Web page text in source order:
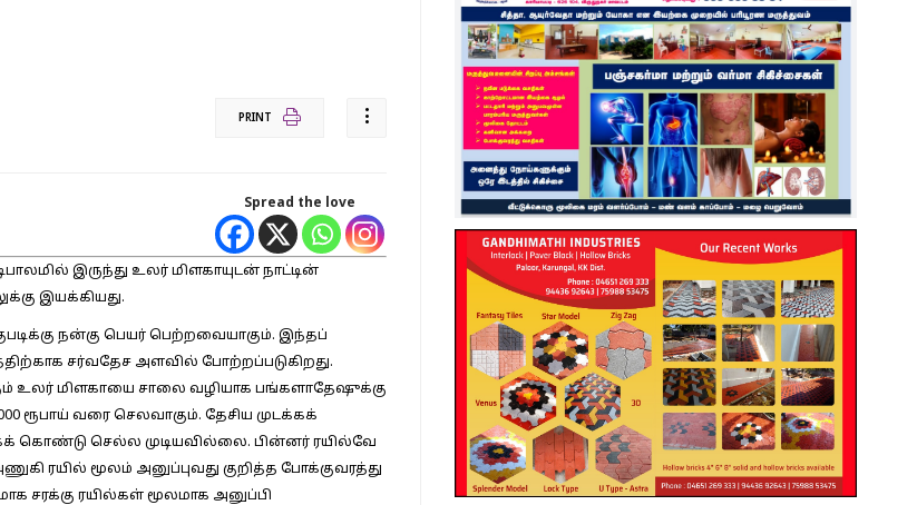
PRINT
Spread the love
இருந்து உலர் மிளகாயுடன் நாட்டின்
இயக்கியது.
நன்கு பெயர் பெற்றவையாகும். இந்தப்
சர்வதேச அளவில் போற்றப்படுகிறது.
உலர் மிளகாயை சாலை வழியாக பங்களாதேஷுக்கு
ரூபாய் வரை செலவாகும். தேசிய முடக்கக்
கொண்டு செல்ல முடியவில்லை. பின்னர் ரயில்வே
ரயில் மூலம் அனுப்புவது குறித்த போக்குவரத்து
சரக்கு ரயில்கள் மூலமாக அனுப்பி